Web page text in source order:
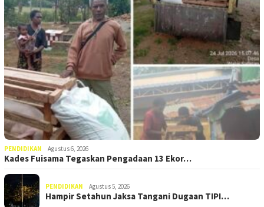
PENDIDIKAN Agustus 6, 2026
Kades Fuisama Tegaskan Pengadaan 13 Ekor…
PENDIDIKAN Agustus 5, 2026
Hampir Setahun Jaksa Tangani Dugaan TIPI…